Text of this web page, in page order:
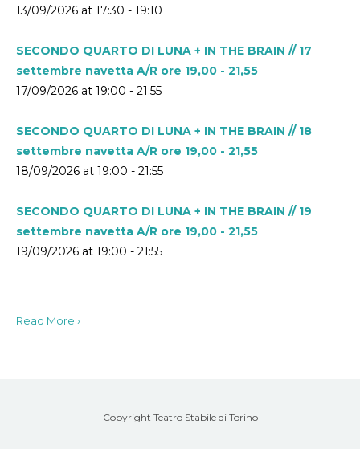
13/09/2026 at 17:30 - 19:10
SECONDO QUARTO DI LUNA + IN THE BRAIN // 17
settembre navetta A/R ore 19,00 - 21,55
17/09/2026 at 19:00 - 21:55
SECONDO QUARTO DI LUNA + IN THE BRAIN // 18
settembre navetta A/R ore 19,00 - 21,55
18/09/2026 at 19:00 - 21:55
SECONDO QUARTO DI LUNA + IN THE BRAIN // 19
settembre navetta A/R ore 19,00 - 21,55
19/09/2026 at 19:00 - 21:55
Read More ›
Copyright Teatro Stabile di Torino